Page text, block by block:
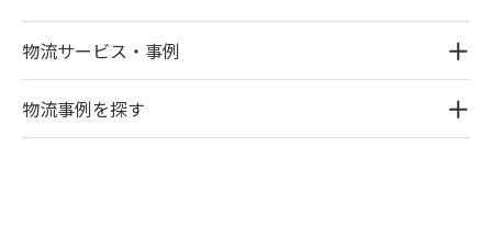
物流サービス・事例
物流事例を探す